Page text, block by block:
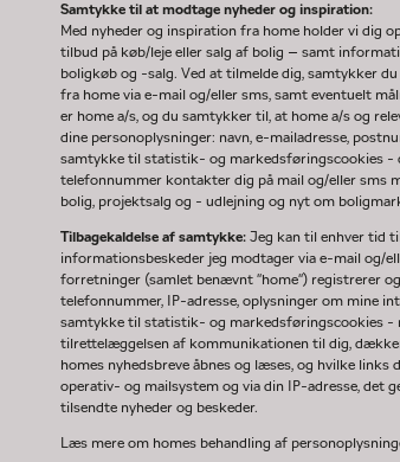
Samtykke til at modtage nyheder og inspiration:
Med nyheder og inspiration fra home holder vi dig
tilbud på køb/leje eller salg af bolig – samt
boligkøb og -salg. Ved at tilmelde dig, samtykker
fra home via e-mail og/eller sms, samt eventuelt
er home a/s, og du samtykker til, at home a/s og
dine personoplysninger: navn, e-mailadresse,
samtykke til statistik- og markedsføringscookies -
telefonnummer kontakter dig på mail og/eller sms
bolig, projektsalg og - udlejning og nyt om
Tilbagekaldelse af samtykke:Jeg kan til enhver tid
informationsbeskeder jeg modtager via e-mail og/
forretninger (samlet benævnt "home") registrerer
telefonnummer, IP-adresse, oplysninger om mine
samtykke til statistik- og markedsføringscookies -
tilrettelæggelsen af kommunikationen til dig,
homes nyhedsbreve åbnes og læses, og hvilke
operativ- og mailsystem og via din IP-adresse, det
tilsendte nyheder og beskeder.
Læs mere om homes behandling af